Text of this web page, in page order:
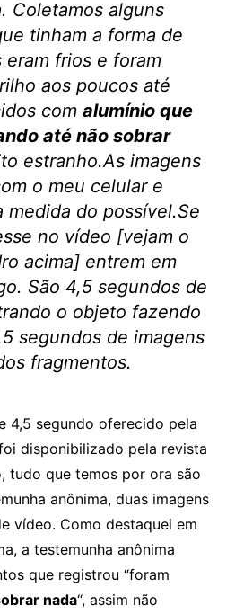
Coletamos alguns
tinham a forma de
eram frios e foram
aos poucos até
com alumínio que
até não sobrar
estranho.As imagens
o meu celular e
medida do possível.Se
no vídeo [vejam o
acima] entrem em
São 4,5 segundos de
o objeto fazendo
segundos de imagens
fragmentos.
4,5 segundo oferecido pela
disponibilizado pela revista
tudo que temos por ora são
anônima, duas imagens
vídeo. Como destaquei em
a testemunha anônima
que registrou “foram
nada“, assim não